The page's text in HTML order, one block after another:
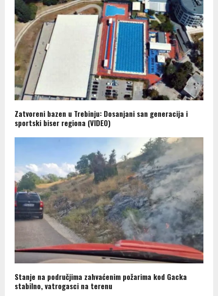
Zatvoreni bazen u Trebinju: Dosanjani san generacija i
sportski biser regiona (VIDEO)
Stanje na područjima zahvaćenim požarima kod Gacka
stabilno, vatrogasci na terenu